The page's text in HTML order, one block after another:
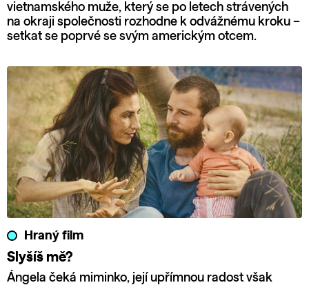
vietnamského muže, který se po letech strávených
na okraji společnosti rozhodne k odvážnému kroku –
setkat se poprvé se svým americkým otcem.
Hraný film
Slyšíš mě?
Ángela čeká miminko, její upřímnou radost však